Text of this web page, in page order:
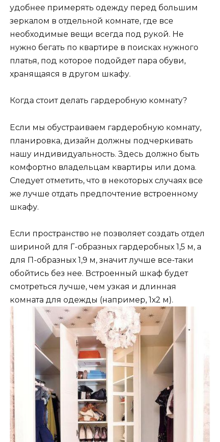
удобнее примерять одежду перед большим
зеркалом в отдельной комнате, где все
необходимые вещи всегда под рукой. Не
нужно бегать по квартире в поисках нужного
платья, под которое подойдет пара обуви,
хранящаяся в другом шкафу.
Когда стоит делать гардеробную комнату?
Если мы обустраиваем гардеробную комнату,
планировка, дизайн должны подчеркивать
нашу индивидуальность. Здесь должно быть
комфортно владельцам квартиры или дома.
Следует отметить, что в некоторых случаях все
же лучше отдать предпочтение встроенному
шкафу.
Если пространство не позволяет создать отдел
шириной для Г-образных гардеробных 1,5 м, а
для П-образных 1,9 м, значит лучше все-таки
обойтись без нее. Встроенный шкаф будет
смотреться лучше, чем узкая и длинная
комната для одежды (например, 1х2 м).